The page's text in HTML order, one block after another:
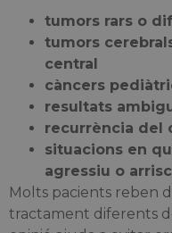
tumors rars o
tumors
central
càncers
resultats
recurrència del
situacions en
agressiu o
Molts pacients reben
tractament diferents